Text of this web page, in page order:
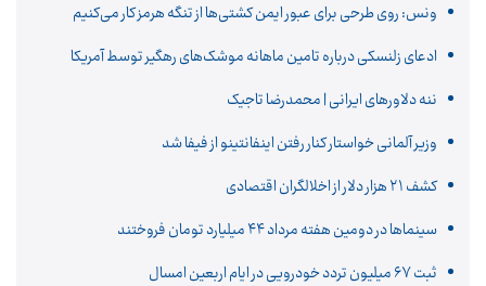
ونس: روی طرحی برای عبور ایمن کشتی‌ها از تنگه هرمز کار می‌کنیم
ادعای زلنسکی درباره تامین ماهانه موشک‌های رهگیر توسط آمریکا
ننه دلاورهای ایرانی | محمدرضا تاجیک
وزیر آلمانی خواستار کنار رفتن اینفانتینو از فیفا شد
کشف ۲۱ هزار دلار از اخلالگران اقتصادی
سینماها در دومین هفته‌ مرداد ۴۴ میلیارد تومان فروختند
ثبت ۶۷ میلیون تردد خودرویی در ایام اربعین امسال